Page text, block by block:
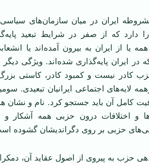
ايران در ميان سازمان‌های
دارد كه از صفر در ‏شرايط تبعيد
يا از ايران به بيرون آمده‌اند يا
در ايران پايه‌گذاری شده‌اند. ويژگی
كادر نيست و كمبود ‏كادر، كاستی
لايه‌های اجتماعی ايرانيان تبعيدی.
كامل آن ‏بايد جستجو كرد. نام و نشان
و اختلافات درون حزبی همه آشكار و
حزبی بر روی دگرانديشان گشوده
حزب به پيروی از اصول عقايد آن،